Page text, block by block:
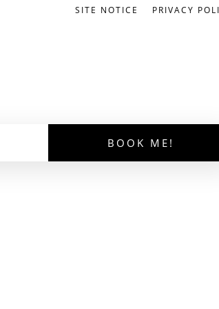
SITE NOTICE PRIVACY
BOOK ME!